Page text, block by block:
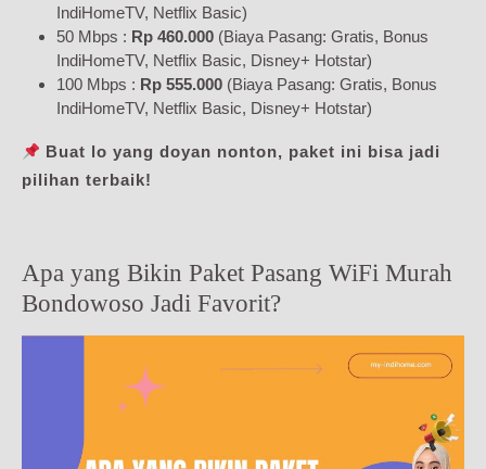
IndiHomeTV, Netflix Basic)
50 Mbps : Rp 460.000 (Biaya Pasang: Gratis, Bonus
IndiHomeTV, Netflix Basic, Disney+ Hotstar)
100 Mbps : Rp 555.000 (Biaya Pasang: Gratis, Bonus
IndiHomeTV, Netflix Basic, Disney+ Hotstar)
Buat lo yang doyan nonton, paket ini bisa jadi
pilihan terbaik!
Apa yang Bikin Paket Pasang WiFi Murah
Bondowoso Jadi Favorit?